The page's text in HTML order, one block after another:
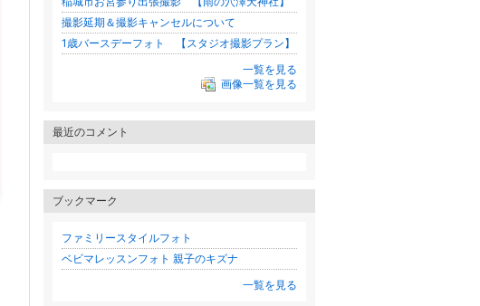
撮影延期＆撮影キャンセルについて
1歳バースデーフォト 【スタジオ撮影プラン】
一覧を見る
画像一覧を見る
最近のコメント
ブックマーク
ファミリースタイルフォト
ベビマレッスンフォト 親子のキズナ
一覧を見る